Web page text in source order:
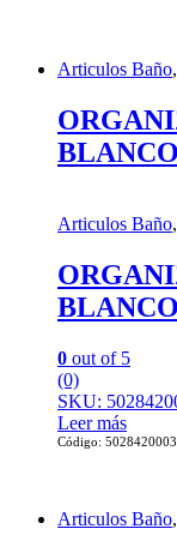
Articulos Baño,
Articulos Baño,
0 out of 5
(0)
SKU:
Leer más
Código:
Articulos Baño,